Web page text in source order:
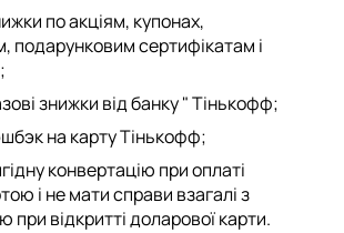
по акціям, купонах,
подарунковим сертифікатам і
знижки від банку " Тінькофф;
на карту Тінькофф;
конвертацію при оплаті
і не мати справи взагалі з
при відкритті доларової карти.